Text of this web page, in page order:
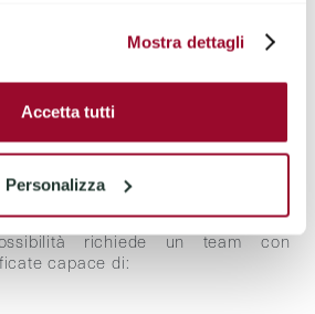
Mostra dettagli
Accetta tutti
Personalizza
solo di valorizzarle creando una
nuove relazionicon persone
amore per l'Italia.
richiede un team con
capace di: